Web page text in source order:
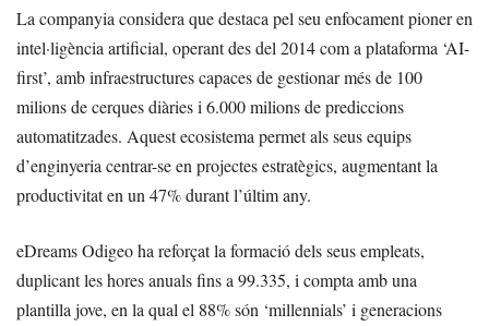
La companyia considera que destaca pel seu enfocament pioner en
intel·ligència artificial, operant des del 2014 com a plataforma ‘AI-
first’, amb infraestructures capaces de gestionar més de 100
milions de cerques diàries i 6.000 milions de prediccions
automatitzades. Aquest ecosistema permet als seus equips
d’enginyeria centrar-se en projectes estratègics, augmentant la
productivitat en un 47% durant l’últim any.
eDreams Odigeo ha reforçat la formació dels seus empleats,
duplicant les hores anuals fins a 99.335, i compta amb una
plantilla jove, en la qual el 88% són ‘millennials’ i generacions